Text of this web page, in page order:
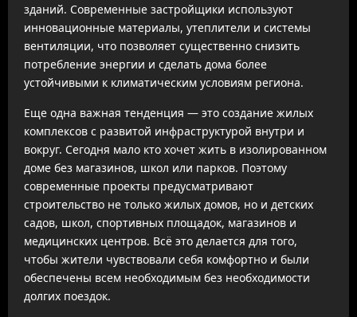
зданий. Современные застройщики используют
инновационные материалы, утеплители и системы
вентиляции, что позволяет существенно снизить
потребление энергии и сделать дома более
устойчивыми к климатическим условиям региона.
Еще одна важная тенденция — это создание жилых
комплексов с развитой инфраструктурой внутри и
вокруг. Сегодня мало кто хочет жить в изолированном
доме без магазинов, школ или парков. Поэтому
современные проекты предусматривают
строительство не только жилых домов, но и детских
садов, школ, спортивных площадок, магазинов и
медицинских центров. Всё это делается для того,
чтобы жители чувствовали себя комфортно и были
обеспечены всем необходимым без необходимости
долгих поездок.